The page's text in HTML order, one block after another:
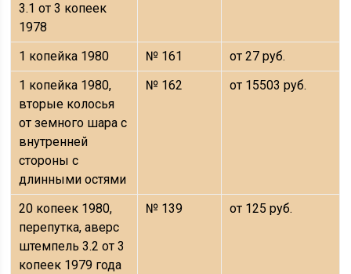
3.1 от 3 копеек
1978
1 копейка 1980 № 161
от 27 руб.
1 копейка 1980,
вторые колосья
от земного шара с
внутренней
стороны с
длинными остями
№ 162 от 15503 руб.
20 копеек 1980,
перепутка, аверс
штемпель 3.2 от 3
копеек 1979 года
№ 139 от 125 руб.